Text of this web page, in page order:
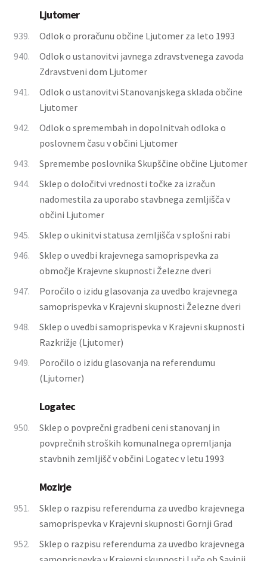
Ljutomer
939.
Odlok o proračunu občine Ljutomer za leto 1993
940.
Odlok o ustanovitvi javnega zdravstvenega zavoda
Zdravstveni dom Ljutomer
941.
Odlok o ustanovitvi Stanovanjskega sklada občine
Ljutomer
942.
Odlok o spremembah in dopolnitvah odloka o
poslovnem času v občini Ljutomer
943.
Spremembe poslovnika Skupščine občine Ljutomer
944.
Sklep o določitvi vrednosti točke za izračun
nadomestila za uporabo stavbnega zemljišča v
občini Ljutomer
945.
Sklep o ukinitvi statusa zemljišča v splošni rabi
946.
Sklep o uvedbi krajevnega samoprispevka za
območje Krajevne skupnosti Železne dveri
947.
Poročilo o izidu glasovanja za uvedbo krajevnega
samoprispevka v Krajevni skupnosti Železne dveri
948.
Sklep o uvedbi samoprispevka v Krajevni skupnosti
Razkrižje (Ljutomer)
949.
Poročilo o izidu glasovanja na referendumu
(Ljutomer)
Logatec
950.
Sklep o povprečni gradbeni ceni stanovanj in
povprečnih stroških komunalnega opremljanja
stavbnih zemljišč v občini Logatec v letu 1993
Mozirje
951.
Sklep o razpisu referenduma za uvedbo krajevnega
samoprispevka v Krajevni skupnosti Gornji Grad
952.
Sklep o razpisu referenduma za uvedbo krajevnega